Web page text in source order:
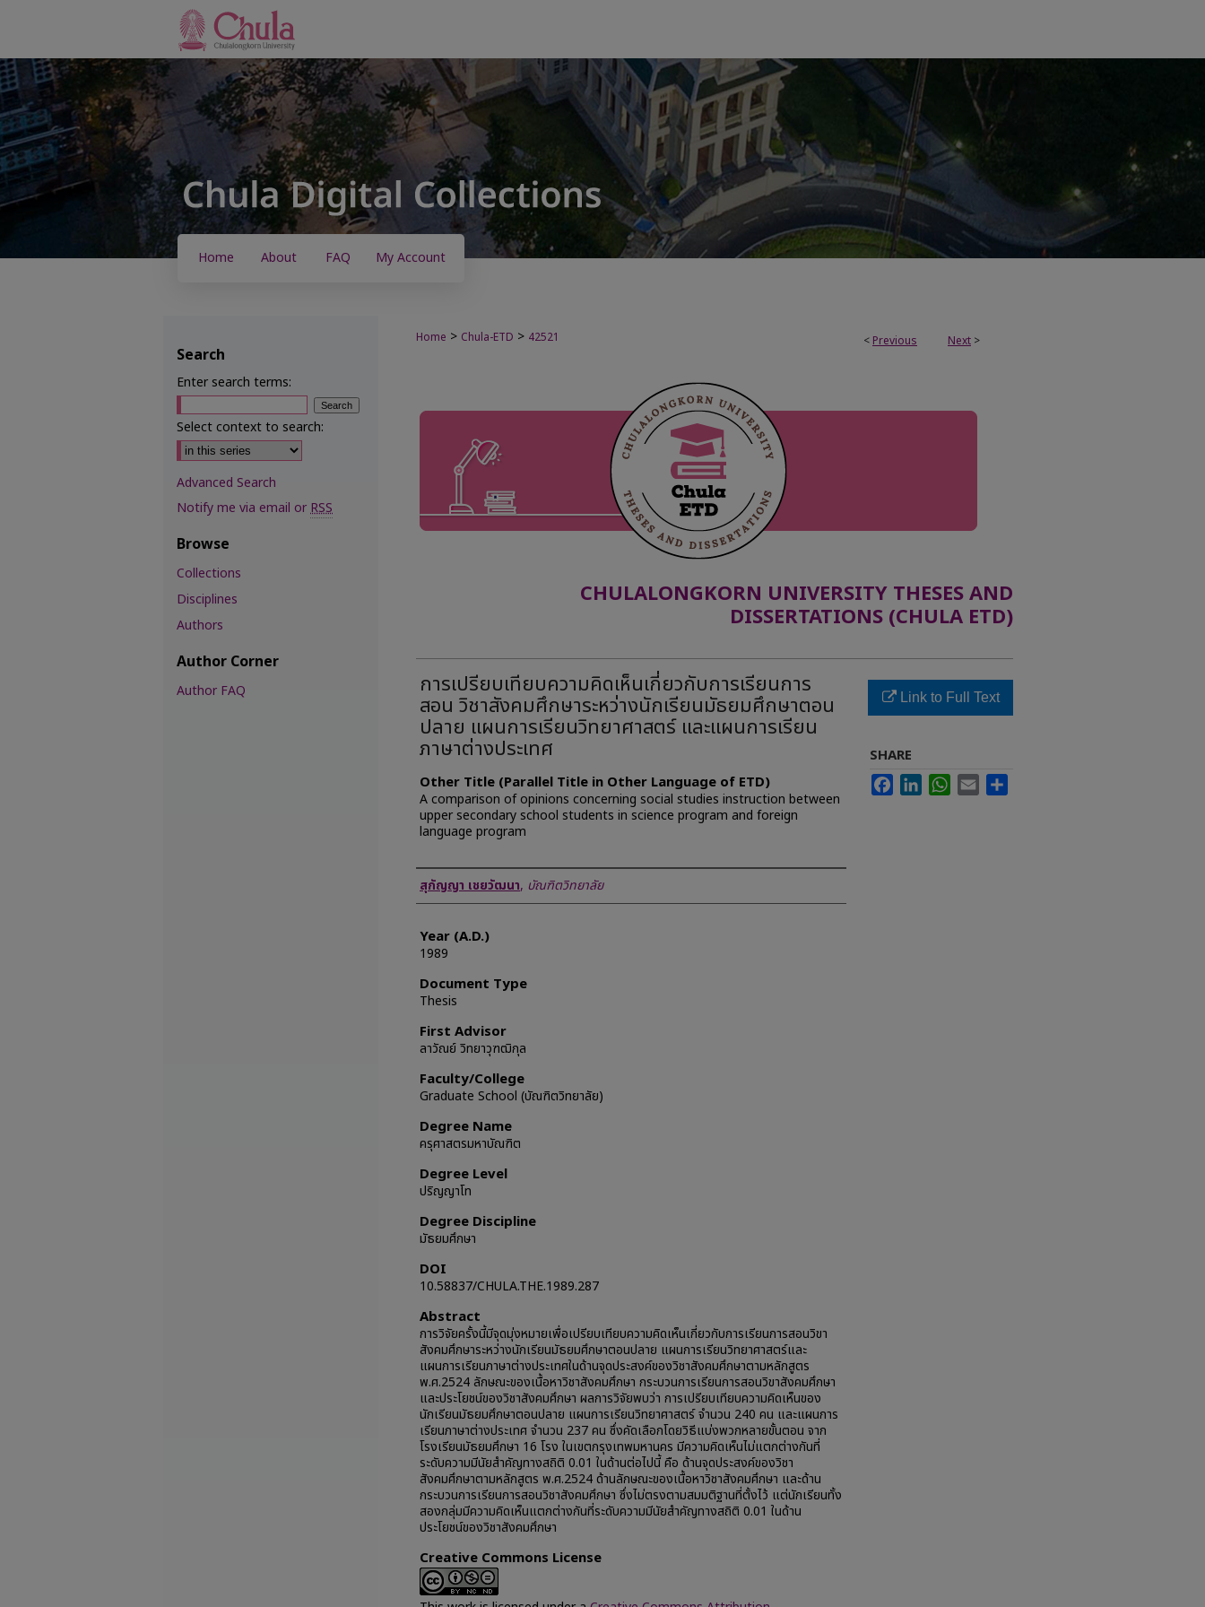
Home About FAQ My Account
< Previous Next >
Home > Chula-ETD > 42521
CHULALONGKORN UNIVERSITY THESES AND
DISSERTATIONS (CHULA ETD)
การเปรียบเทียบความคิดเห็นเกี่ยวกับการเรียนการ
สอน วิชาสังคมศึกษาระหว่างนักเรียนมัธยมศึกษาตอน
ปลาย แผนการเรียนวิทยาศาสตร์ และแผนการเรียน
ภาษาต่างประเทศ
Other Title (Parallel Title in Other Language of ETD)
A comparison of opinions concerning social studies instruction between
upper secondary school students in science program and foreign
language program
Author
สุกัญญา เชยวัฒนา, บัณฑิตวิทยาลัย
Year (A.D.)
1989
Document Type
Thesis
First Advisor
ลาวัณย์ วิทยาวุฑฒิกุล
Faculty/College
Graduate School (บัณฑิตวิทยาลัย)
Degree Name
ครุศาสตรมหาบัณฑิต
Degree Level
ปริญญาโท
Degree Discipline
มัธยมศึกษา
DOI
10.58837/CHULA.THE.1989.287
Abstract
การวิจัยครั้งนี้มีจุดมุ่งหมายเพื่อเปรียบเทียบความคิดเห็นเกี่ยวกับการเรียนการสอนวิขา
สังคมศึกษาระหว่างนักเรียนมัธยมศึกษาตอนปลาย แผนการเรียนวิทยาศาสตร์และ
แผนการเรียนภาษาต่างประเทศในด้านจุดประสงค์ของวิชาสังคมศึกษาตามหลักสูตร
พ.ศ.2524 ลักษณะของเนื้อหาวิชาสังคมศึกษา กระบวนการเรียนการสอนวิขาสังคมศึกษา
และประโยชน์ของวิชาสังคมศึกษา ผลการวิจัยพบว่า การเปรียบเทียบความคิดเห็นของ
นักเรียนมัธยมศึกษาตอนปลาย แผนการเรียนวิทยาศาสตร์ จำนวน 240 คน และแผนการ
เรียนภาษาต่างประเทศ จำนวน 237 คน ซึ่งคัดเลือกโดยวิธีแบ่งพวกหลายขั้นตอน จาก
โรงเรียนมัธยมศึกษา 16 โรง ในเขตกรุงเทพมหานคร มีความคิดเห็นไม่แตกต่างกันที่
ระดับความมีนัยสำคัญทางสถิติ 0.01 ในด้านต่อไปนี้ คือ ด้านจุดประสงค์ของวิชา
สังคมศึกษาตามหลักสูตร พ.ศ.2524 ด้านลักษณะของเนื้อหาวิชาสังคมศึกษา และด้าน
กระบวนการเรียนการสอนวิชาสังคมศึกษา ซึ่งไม่ตรงตามสมมติฐานที่ตั้งไว้ แต่นักเรียนทั้ง
สองกลุ่มมีความคิดเห็นแตกต่างกันที่ระดับความมีนัยสำคัญทางสถิติ 0.01 ในด้าน
ประโยชน์ของวิชาสังคมศึกษา
Creative Commons License
Link to Full Text
SHARE
FacebookLinkedInWhatsApp
Email
Search
Enter search terms:
Select context to search:
Advanced Search
Notify me via email or RSS
Browse
Collections
Disciplines
Authors
Author Corner
Author FAQ